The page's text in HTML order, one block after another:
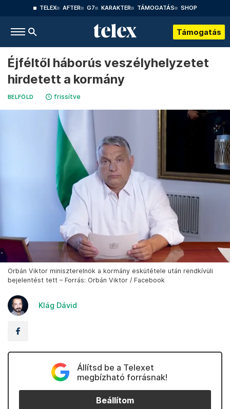
TELEX AFTER G7 KARAKTER TÁMOGATÁS SHOP
Támogatás
Éjféltől háborús veszélyhelyzetet
hirdetett a kormány
BELFÖLD frissítve
Orbán Viktor miniszterelnök a kormány eskütétele után rendkívüli
bejelentést tett – Forrás: Orbán Viktor / Facebook
Klág Dávid
Állítsd be a Telexet
megbízható forrásnak!
Beállítom